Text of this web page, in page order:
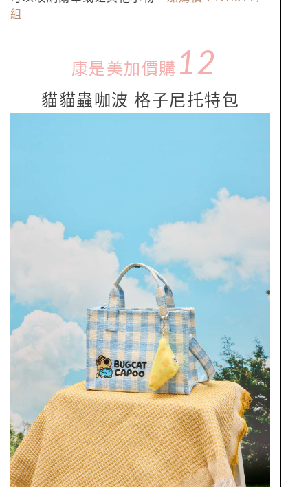
組
康是美加價購 12
貓貓蟲咖波 格子尼托特包